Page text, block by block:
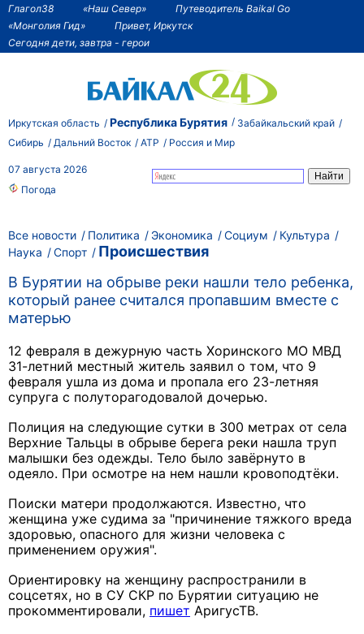
Глагол38 «Наш Север»
Путеводитель Baikal Go
«Монголия Гид»
Привет, Иркутск
Сегодня дети, завтра - герои
Иркутская область Республика Бурятия
Забайкальский край
Сибирь
Дальний Восток АТР Россия и Мир
07 августа 2026
Погода
Все новости Политика Экономика Социум
Культура
Наука
Спорт
Происшествия
В Бурятии на обрыве реки нашли тело ребенка,
который ранее считался пропавшим вместе с
матерью
12 февраля в дежурную часть Хоринского МО МВД
31-летний местный житель заявил о том, что 9
февраля ушла из дома и пропала его 23-летняя
супруга с полуторагодовалой дочерью.
Полиция на следующие сутки в 300 метрах от села
Верхние Тальцы в обрыве берега реки нашла труп
малышки без одежды. Тело было завёрнуто в
одеяло. При осмотре на нем нашли кровоподтёки.
Поиски матери продолжаются. Известно, что
женщина уже судима за "причинение тяжкого вреда
здоровью, опасного для жизни человека с
применением оружия".
Ориентировку на женщину распространили в
соцсетях, но в СУ СКР по Бурятии ситуацию не
прокомментировали, пишет АригусТВ.